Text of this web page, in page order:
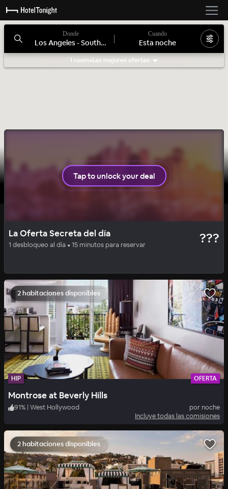
Donde
Los Angeles - South Bay, CA
Cuando
Esta noche
Search filters
1 room•Las mejores ofertas
Montrose at Beverly Hills
Tap to unlock your deal
La Oferta Secreta del día
1 desbloqueo al día • 15 minutos para reservar ???
2 habitaciones disponibles
HIP OFERTA
Montrose at Beverly Hills
91% | West Hollywood
por noche
Incluye todas las comisiones
2 habitaciones disponibles